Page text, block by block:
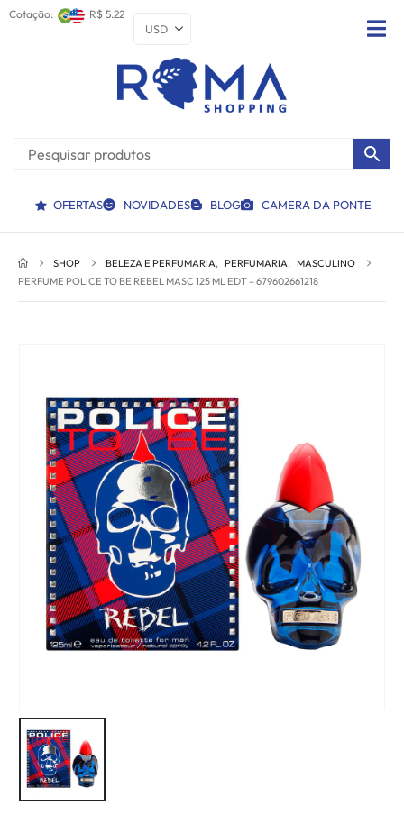
Cotação: R$ 5.22
OFERTAS NOVIDADES BLOG CAMERA DA PONTE
SHOP BELEZA E PERFUMARIA, PERFUMARIA, MASCULINO
PERFUME POLICE TO BE REBEL MASC 125 ML EDT – 679602661218